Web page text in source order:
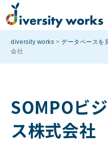
diversity works >データベースを
会社
SOMPOビ
ス株式会社